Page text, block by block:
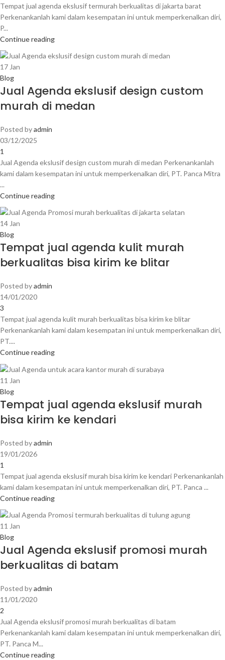
Tempat jual agenda ekslusif termurah berkualitas di jakarta barat
Perkenankanlah kami dalam kesempatan ini untuk memperkenalkan diri,
P...
Continue reading
17 Jan
Blog
Jual Agenda ekslusif design custom
murah di medan
Posted byadmin
03/12/2025
1
Jual Agenda ekslusif design custom murah di medan Perkenankanlah
kami dalam kesempatan ini untuk memperkenalkan diri, PT. Panca Mitra
...
Continue reading
14Jan
Blog
Tempat jual agenda kulit murah
berkualitas bisa kirim ke blitar
Posted byadmin
14/01/2020
3
Tempat jual agenda kulit murah berkualitas bisa kirim ke blitar
Perkenankanlah kami dalam kesempatan ini untuk memperkenalkan diri,
PT....
Continue reading
11 Jan
Blog
Tempat jual agenda ekslusif murah
bisa kirim ke kendari
Posted byadmin
19/01/2026
1
Tempat jual agenda ekslusif murah bisa kirim ke kendari Perkenankanlah
kami dalam kesempatan ini untuk memperkenalkan diri, PT. Panca ...
Continue reading
11 Jan
Blog
Jual Agenda ekslusif promosi murah
berkualitas di batam
Posted byadmin
11/01/2020
2
Jual Agenda ekslusif promosi murah berkualitas di batam
Perkenankanlah kami dalam kesempatan ini untuk memperkenalkan diri,
PT. Panca M...
Continue reading